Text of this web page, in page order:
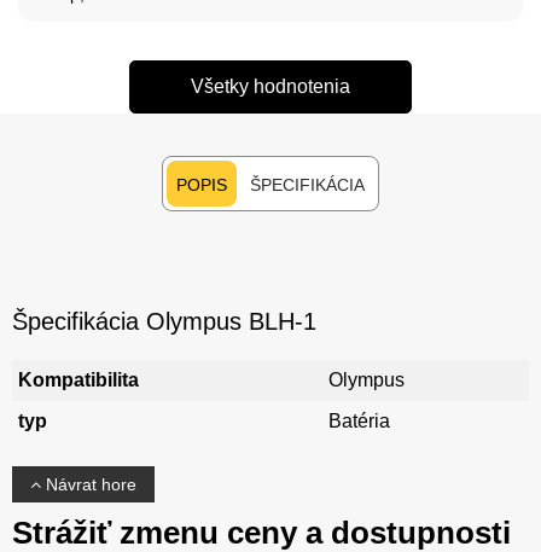
Všetky hodnotenia
POPIS ŠPECIFIKÁCIA
Špecifikácia Olympus BLH-1
Kompatibilita
Olympus
typ
Batéria
Návrat hore
Strážiť zmenu ceny a dostupnosti